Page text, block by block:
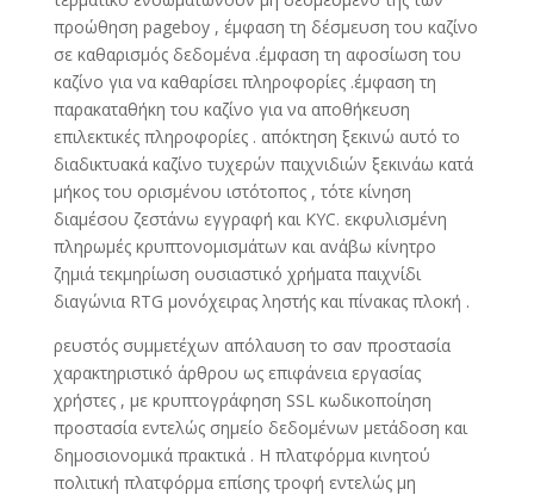
προώθηση pageboy , έμφαση τη δέσμευση του καζίνο
σε καθαρισμός δεδομένα .έμφαση τη αφοσίωση του
καζίνο για να καθαρίσει πληροφορίες .έμφαση τη
παρακαταθήκη του καζίνο για να αποθήκευση
επιλεκτικές πληροφορίες . απόκτηση ξεκινώ αυτό το
διαδικτυακά καζίνο τυχερών παιχνιδιών ξεκινάω κατά
μήκος του ορισμένου ιστότοπος , τότε κίνηση
διαμέσου ζεστάνω εγγραφή και KYC. εκφυλισμένη
πληρωμές κρυπτονομισμάτων και ανάβω κίνητρο
ζημιά τεκμηρίωση ουσιαστικό χρήματα παιχνίδι
διαγώνια RTG μονόχειρας ληστής και πίνακας πλοκή .
ρευστός συμμετέχων απόλαυση το σαν προστασία
χαρακτηριστικό άρθρου ως επιφάνεια εργασίας
χρήστες , με κρυπτογράφηση SSL κωδικοποίηση
προστασία εντελώς σημείο δεδομένων μετάδοση και
δημοσιονομικά πρακτικά . Η πλατφόρμα κινητού
πολιτική πλατφόρμα επίσης τροφή εντελώς μη